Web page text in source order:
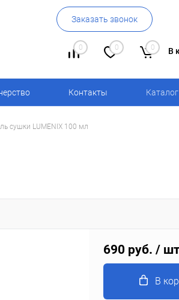
Заказать звонок
0 0 0 В
Контакты Каталог
сушки LUMENIX 100 мл
690 руб. /
В